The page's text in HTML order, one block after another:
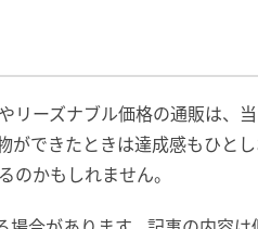
リーズナブル価格の通販は、
ができたときは達成感もひと
のかもしれません。